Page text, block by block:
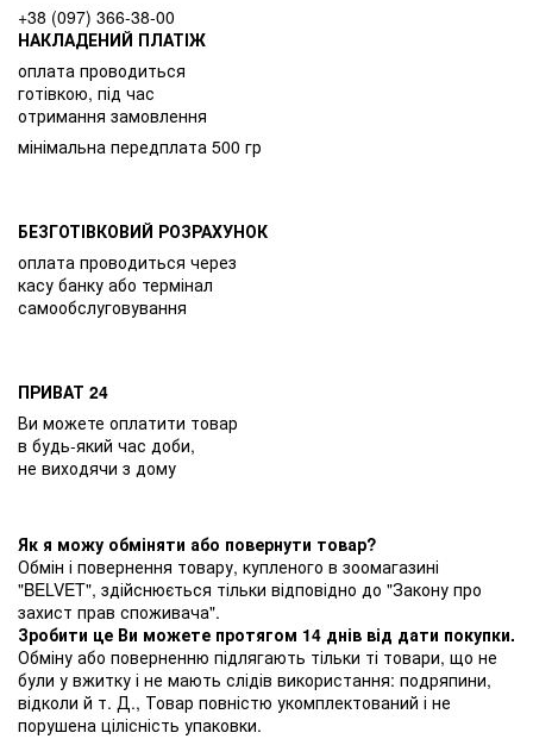
+38 (097) 366-38-00
НАКЛАДЕНИЙ ПЛАТІЖ
оплата проводиться
готівкою, під час
отримання замовлення
мінімальна передплата 500 гр
БЕЗГОТІВКОВИЙ РОЗРАХУНОК
оплата проводиться через
касу банку або термінал
самообслуговування
ПРИВАТ 24
Ви можете оплатити товар
в будь-який час доби,
не виходячи з дому
Як я можу обміняти або повернути товар?
Обмін і повернення товару, купленого в зоомагазині
"BELVET", здійснюється тільки відповідно до "Закону про
захист прав споживача".
Зробити це Ви можете протягом 14 днів від дати покупки.
Обміну або поверненню підлягають тільки ті товари, що не
були у вжитку і не мають слідів використання: подряпини,
відколи й т. Д., Товар повністю укомплектований і не
порушена цілісність упаковки.